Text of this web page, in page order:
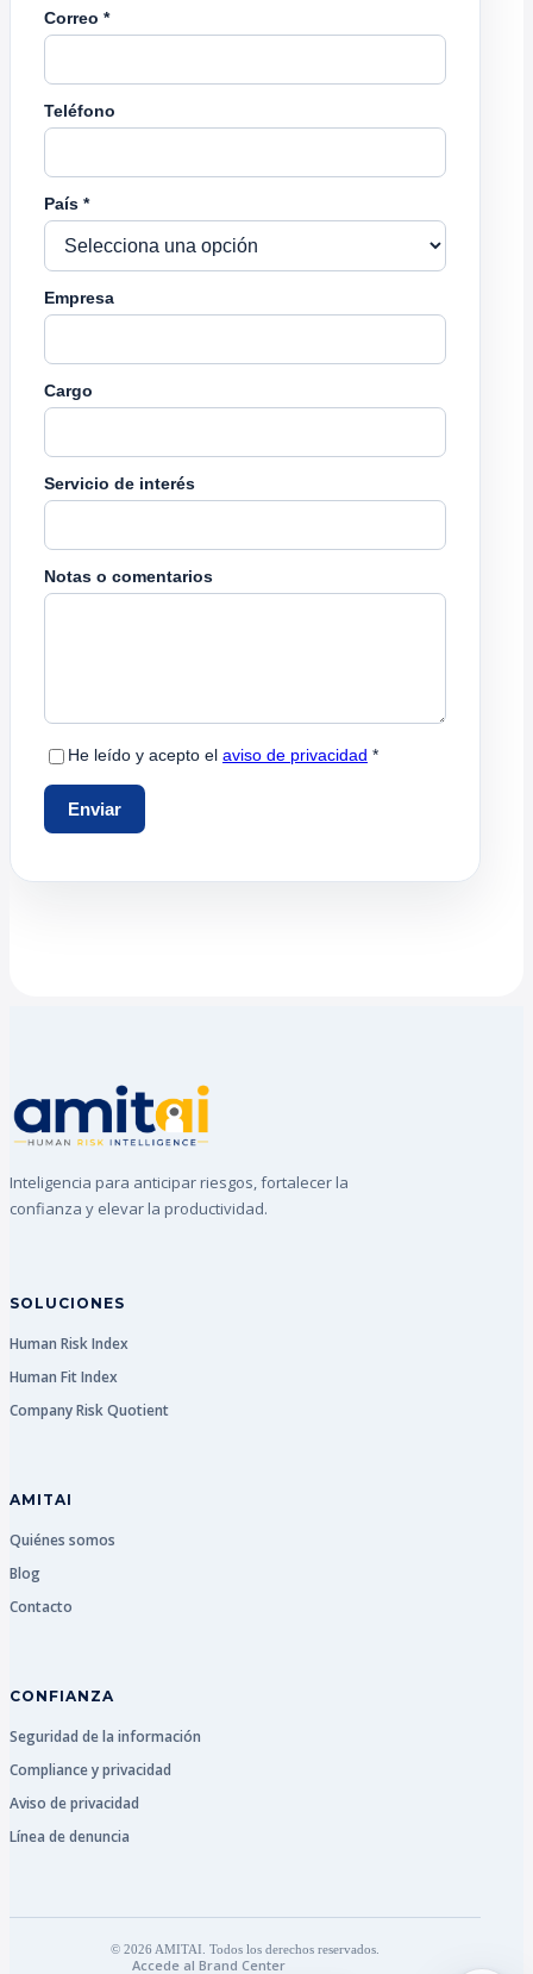
Inteligencia para anticipar riesgos, fortalecer la
confianza y elevar la productividad.
SOLUCIONES
Human Risk Index
Human Fit Index
Company Risk Quotient
AMITAI
Quiénes somos
Blog
Contacto
CONFIANZA
Seguridad de la información
Compliance y privacidad
Aviso de privacidad
Línea de denuncia
© 2026 AMITAI. Todos los derechos reservados.
Accede al Brand Center